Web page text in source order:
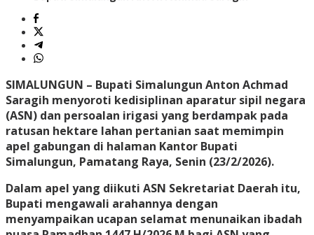
SIMALUNGUN – Bupati Simalungun Anton Achmad
Saragih menyoroti kedisiplinan aparatur sipil negara
(ASN) dan persoalan irigasi yang berdampak pada
ratusan hektare lahan pertanian saat memimpin
apel gabungan di halaman Kantor Bupati
Simalungun, Pamatang Raya, Senin (23/2/2026).
Dalam apel yang diikuti ASN Sekretariat Daerah itu,
Bupati mengawali arahannya dengan
menyampaikan ucapan selamat menunaikan ibadah